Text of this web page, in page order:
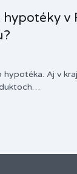
v
Aj v